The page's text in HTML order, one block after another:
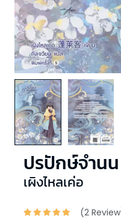
ปรปักษ์จำน
เผิงไหลเค่อ
(2